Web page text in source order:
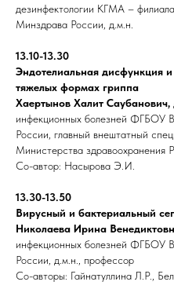
дезинфектологии КГМА –
Минздрава России, д.м.н.
13.10-13.30
Эндотелиальная дисфункция
тяжелых формах гриппа
Хаертынов Халит Саубанович,
инфекционных болезней ФГБОУ
России, главный внештатный
Министерства здравоохранения
Со-автор: Насырова Э.И.
13.30-13.50
Вирусный и бактериальный
Николаева Ирина
инфекционных болезней ФГБОУ
России, д.м.н., профессор
Со-авторы: Гайнатуллина Л.Р.,